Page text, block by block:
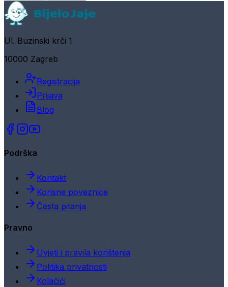
Ul. Buzinski krči 1
10000 Zagreb
Registracija
Prijava
Blog
Podrška
Kontakt
Korisne poveznice
Česta pitanja
Pravno
Uvjeti i pravila korištenja
Politika privatnosti
Kolačići